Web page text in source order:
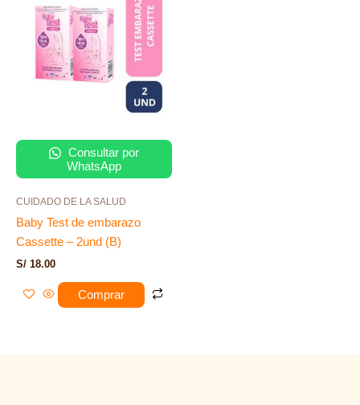
Consultar por
WhatsApp
CUIDADO DE LA SALUD
Baby Test de embarazo
Cassette – 2und (B)
S/ 18.00
Comprar